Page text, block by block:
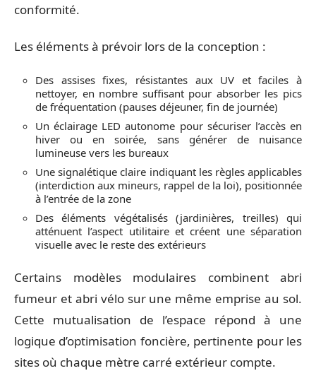
conformité.
Les éléments à prévoir lors de la conception :
Des assises fixes, résistantes aux UV et faciles à
nettoyer, en nombre suffisant pour absorber les pics
de fréquentation (pauses déjeuner, fin de journée)
Un éclairage LED autonome pour sécuriser l’accès en
hiver ou en soirée, sans générer de nuisance
lumineuse vers les bureaux
Une signalétique claire indiquant les règles applicables
(interdiction aux mineurs, rappel de la loi), positionnée
à l’entrée de la zone
Des éléments végétalisés (jardinières, treilles) qui
atténuent l’aspect utilitaire et créent une séparation
visuelle avec le reste des extérieurs
Certains modèles modulaires combinent abri
fumeur et abri vélo sur une même emprise au sol.
Cette mutualisation de l’espace répond à une
logique d’optimisation foncière, pertinente pour les
sites où chaque mètre carré extérieur compte.